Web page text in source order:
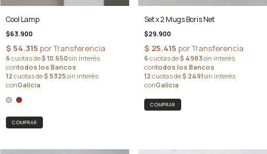
Cool Lamp
$63.900
COMPRAR
Set x 2 Mugs Boris Net
$29.900